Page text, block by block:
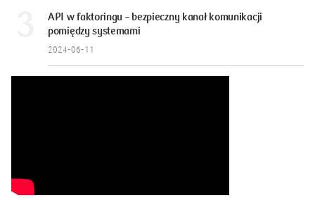
API w faktoringu – bezpieczny kanał komunikacji
pomiędzy systemami
2024-06-11